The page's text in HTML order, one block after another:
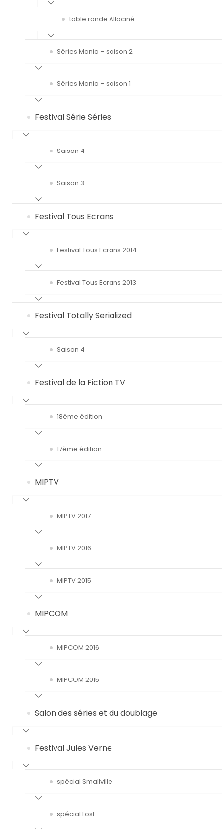
table ronde Allociné
Séries Mania – saison 2
Séries Mania – saison 1
Festival Série Séries
Saison 4
Saison 3
Festival Tous Ecrans
Festival Tous Ecrans 2014
Festival Tous Ecrans 2013
Festival Totally Serialized
Saison 4
Festival de la Fiction TV
18ème édition
17ème édition
MIPTV
MIPTV 2017
MIPTV 2016
MIPTV 2015
MIPCOM
MIPCOM 2016
MIPCOM 2015
Salon des séries et du doublage
Festival Jules Verne
spécial Smallville
spécial Lost